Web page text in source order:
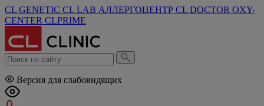
CL GENETIC CL LAB АЛЛЕРГОЦЕНТР CL DOCTOR OXY-
CENTER CLPRIME
Версия для слабовидящих